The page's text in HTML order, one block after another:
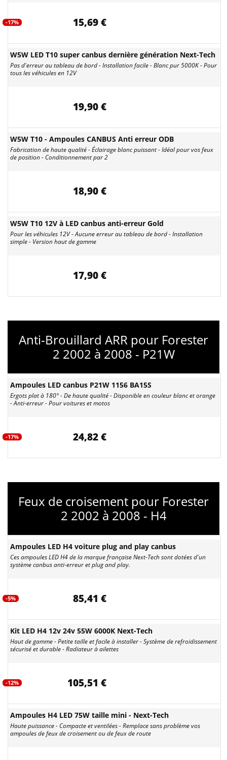
-17% 15,69 €
W5W LED T10 super canbus dernière génération Next-Tech
Pas d'erreur au tableau de bord - Installation facile - Blanc pur 5000K - Pour
tous les véhicules en 12V
19,90 €
W5W T10 - Ampoules CANBUS Anti erreur ODB
Fabrication de haute qualité - Éclairage blanc puissant - Idéal pour vos feux
de position - Conditionnement par 2
18,90 €
W5W T10 12V à LED canbus anti-erreur Gold
Pour les véhicules 12V - Aucune erreur au tableau de bord - Installation
simple - Version haut de gamme
17,90 €
Anti-Brouillard ARR pour Forester
2 2002 à 2008 - P21W
Ampoules LED canbus P21W 1156 BA15S
Ergots plat à 180° - De haute qualité - Disponible en couleur blanc et orange
- Anti-erreur - Pour voitures et motos
-17% 24,82 €
Feux de croisement pour Forester
2 2002 à 2008 - H4
Ampoules LED H4 voiture plug and play canbus
Ces ampoules LED H4 de la marque française Next-Tech sont dotées d'un
système canbus anti-erreur et plug and play.
-5% 85,41 €
Kit LED H4 12v 24v 55W 6000K Next-Tech
Haut de gamme - Petite taille et facile à installer - Système de refroidissement
sécurisé et durable - Radiateur à ailettes
-12% 105,51 €
Ampoules H4 LED 75W taille mini - Next-Tech
Haute puissance - Compacte et ventilées - Remplace sans problème vos
ampoules de feux de croisement ou de feux de route